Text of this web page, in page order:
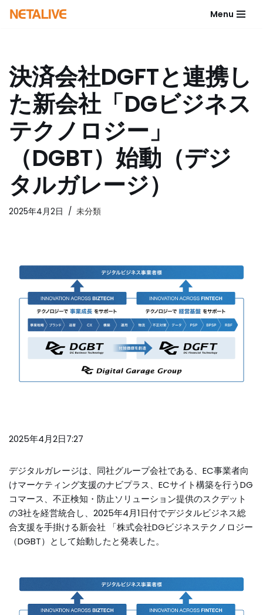
ン
ツ
へ
ス
キ
ッ
Menu
決済会社DGFTと連携し
た新会社「DGビジネス
テクノロジー」
（DGBT）始動（デジ
タルガレージ）
2025年4月2日 未分類
2025年4月2日7:27
デジタルガレージは、同社グループ会社である、EC事業者向
けマーケティング支援のナビプラス、ECサイト構築を行うDG
コマース、不正検知・防止ソリューション提供のスクデット
の3社を経営統合し、2025年4月1日付でデジタルビジネス総
合支援を手掛ける新会社 「株式会社DGビジネステクノロジー
（DGBT）として始動したと発表した。